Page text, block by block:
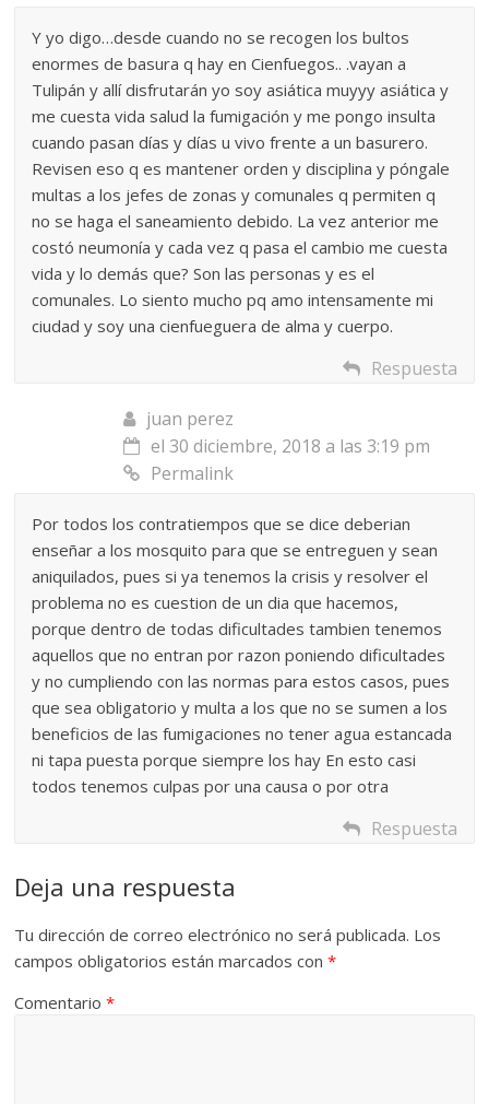
Y yo digo…desde cuando no se recogen los bultos
enormes de basura q hay en Cienfuegos.. .vayan a
Tulipán y allí disfrutarán yo soy asiática muyyy asiática y
me cuesta vida salud la fumigación y me pongo insulta
cuando pasan días y días u vivo frente a un basurero.
Revisen eso q es mantener orden y disciplina y póngale
multas a los jefes de zonas y comunales q permiten q
no se haga el saneamiento debido. La vez anterior me
costó neumonía y cada vez q pasa el cambio me cuesta
vida y lo demás que? Son las personas y es el
comunales. Lo siento mucho pq amo intensamente mi
ciudad y soy una cienfueguera de alma y cuerpo.
Respuesta
juan perez
el 30 diciembre, 2018 a las 3:19 pm
Permalink
Por todos los contratiempos que se dice deberian
enseñar a los mosquito para que se entreguen y sean
aniquilados, pues si ya tenemos la crisis y resolver el
problema no es cuestion de un dia que hacemos,
porque dentro de todas dificultades tambien tenemos
aquellos que no entran por razon poniendo dificultades
y no cumpliendo con las normas para estos casos, pues
que sea obligatorio y multa a los que no se sumen a los
beneficios de las fumigaciones no tener agua estancada
ni tapa puesta porque siempre los hay En esto casi
todos tenemos culpas por una causa o por otra
Respuesta
Deja una respuesta
Tu dirección de correo electrónico no será publicada. Los
campos obligatorios están marcados con*
Comentario*